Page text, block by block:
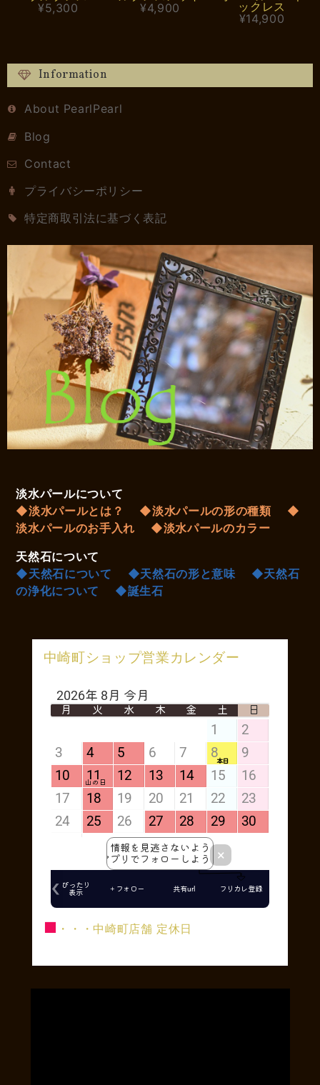
¥5,300
¥4,900
ックレス
¥14,900
Information
About PearlPearl
Blog
Contact
プライバシーポリシー
特定商取引法に基づく表記
淡水パールについて
◆淡水パールとは？
◆淡水パールの形の種類
◆
淡水パールのお手入れ
◆淡水パールのカラー
天然石について
◆天然石について
◆天然石の形と意味
◆天然石
の浄化について
◆誕生石
中崎町ショップ営業カレンダー
■ ・・・中崎町店舗 定休日